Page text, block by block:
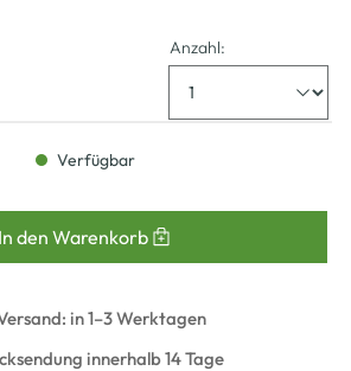
Anzahl:
Verfügbar
In den Warenkorb
in 1–3 Werktagen
innerhalb 14 Tage